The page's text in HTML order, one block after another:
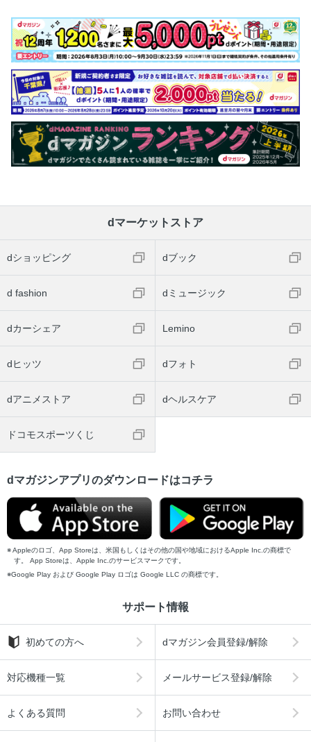
dマーケットストア
dショッピング dブック
d fashion dミュージック
dカーシェア Lemino
dヒッツ dフォト
dアニメストア dヘルスケア
ドコモスポーツくじ
dマガジンアプリのダウンロードはコチラ
Appleのロゴ、App Storeは、米国もしくはその他の国や地域におけるApple Inc.の商標で
す。 App Storeは、Apple Inc.のサービスマークです。
Google Play および Google Play ロゴは Google LLC の商標です。
サポート情報
初めての方へ dマガジン会員登録/解除
対応機種一覧 メールサービス登録/解除
よくある質問 お問い合わせ